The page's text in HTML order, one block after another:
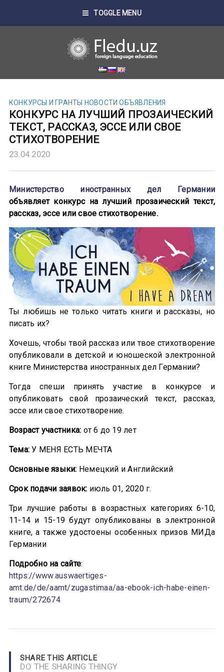
TOGGLE MENU
КОНКУРСЫ И ГРАНТЫ НОВОСТИ ОБЪЯВЛЕНИЯ
КОНКУРС НА ЛУЧШИЙ ПРОЗАИЧЕСКИЙ
ТЕКСТ, РАССКАЗ, ЭССЕ ИЛИ СВОЕ
СТИХОТВОРЕНИЕ
23.04.2020
Министерство иностранных дел Германии
объявляет конкурс на лучший прозаический текст,
рассказ, эссе или свое стихотворение.
Ты любишь не только читать книги и рассказы, но
писать их?
Хочешь, чтобы твой рассказ или твое стихотворение
опубликовали в детской и юношеской электронной
книге Министерства иностранных дел Германии?
Тогда спеши принять участие в конкурсе и
опубликовать свой прозаический текст, рассказ,
эссе или свое стихотворение.
Возраст участника: от 6 до 19 лет
Тема:У МЕНЯ ЕСТЬ МЕЧТА
Основные языки: Немецкий и Английский
Срок подачи заявок: июль 01, 2020 г.
Три лучшие работы в возрастных категориях 6-10,
11-14 и 15-19 будут опубликованы в электронной
книге, а также удостоены особенных призов МИДа
Германии
Подробно на сайте:
https://www.auswaertiges-
amt.de/de/aamt/zugastimaa/aa-ebook-ich-habe-einen-
traum/272674
SHARE THIS ARTICLE
DO THE SHARING THINGY